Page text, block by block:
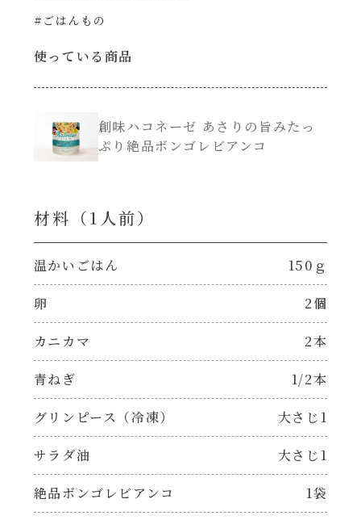
サラダ
スープ
肉ピクキノピク
鍋
グラタン/ドリア
シャンタン粉末（シャンタンチーズニングを
含む）
パウチのまんまシリーズ
だしまろ麺
創味のつゆあまくち
京の和風だし
白だし
カレーだし
そうめんつゆ
焼肉のたれ 初代
焼肉のたれ 二代目
やみつききゃべつの塩たれ
だしまろ酢
#ごはんもの
使っている商品
創味ハコネーゼ あさりの旨みたっ
ぷり絶品ボンゴレビアンコ
材料（1⼈前）
温かいごはん 150ｇ
卵 2個
カニカマ 2本
青ねぎ 1/2本
グリンピース（冷凍） 大さじ1
サラダ油 大さじ1
絶品ボンゴレビアンコ 1袋